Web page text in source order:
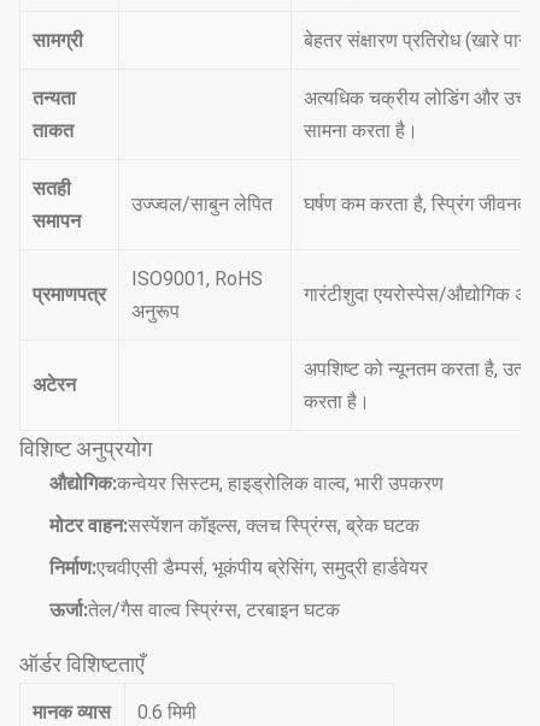
सामग्री बेहतर संक्षारण प्रतिरोध (खारे
तन्यता
ताकत
अत्यधिक चक्रीय लोडिंग और उच्च
सामना करता है।
सतही
समापन
उज्ज्वल/साबुन लेपित घर्षण कम करता है, स्प्रिंग
प्रमाणपत्र
ISO9001, RoHS
अनुरूप
गारंटीशुदा एयरोस्पेस/औद्योगिक
अटेरन
अपशिष्ट को न्यूनतम करता है,
करता है।
विशिष्ट अनुप्रयोग
औद्योगिक:कन्वेयर सिस्टम, हाइड्रोलिक वाल्व, भारी उपकरण
मोटर वाहन:सस्पेंशन कॉइल्स, क्लच स्प्रिंग्स, ब्रेक घटक
निर्माण:एचवीएसी डैम्पर्स, भूकंपीय ब्रेसिंग, समुद्री हार्डवेयर
ऊर्जा:तेल/गैस वाल्व स्प्रिंग्स, टरबाइन घटक
ऑर्डर विशिष्टताएँ
मानक व्यास 0.6 मिमी